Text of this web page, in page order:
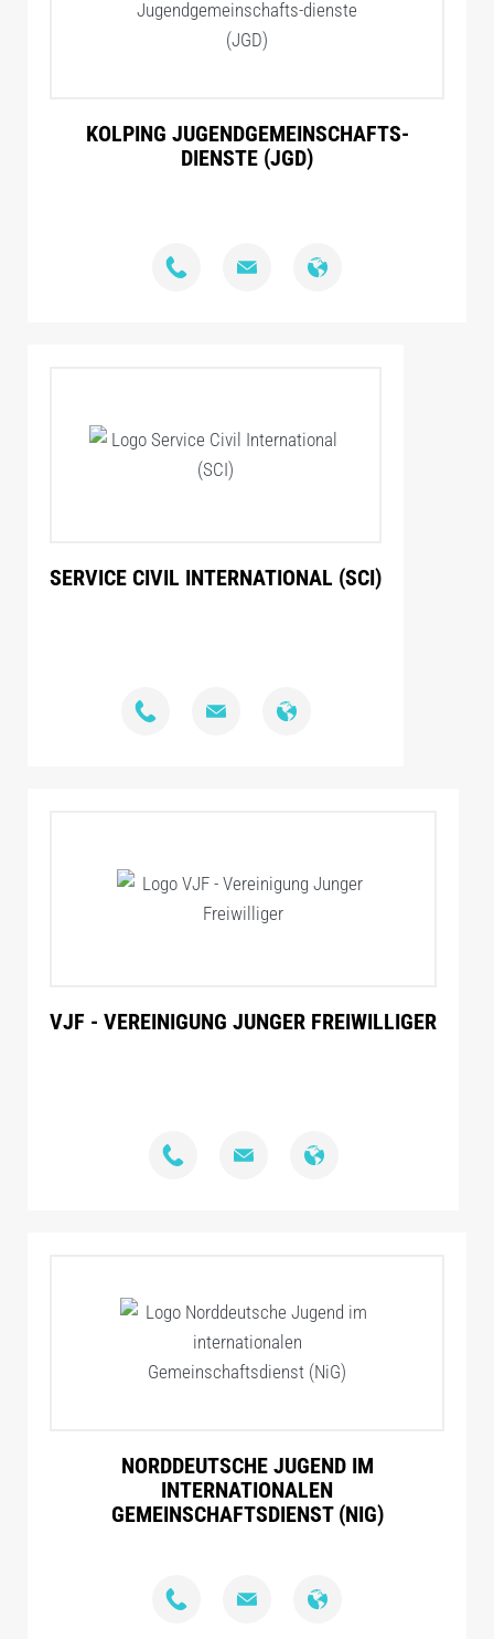
KOLPING JUGENDGEMEINSCHAFTS-
DIENSTE (JGD)
NORDDEUTSCHE JUGEND IM
INTERNATIONALEN
GEMEINSCHAFTSDIENST (NIG)
SERVICE CIVIL INTERNATIONAL (SCI)
VJF - VEREINIGUNG JUNGER FREIWILLIGER